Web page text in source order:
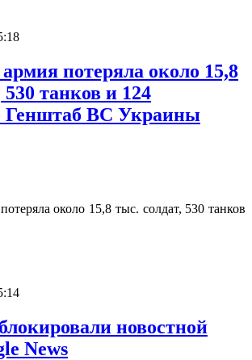
потеряла около 15,8
530 танков и 124
Генштаб ВС Украины
около 15,8 тыс. солдат, 530 танков
новостной
News